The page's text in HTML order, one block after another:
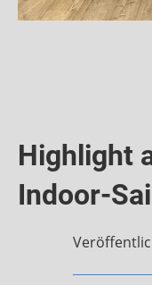
Highlight
Indoor-